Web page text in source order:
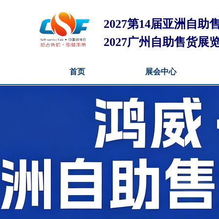
2027第14届亚洲自助
2027广州自助售货展
首页 展会中心